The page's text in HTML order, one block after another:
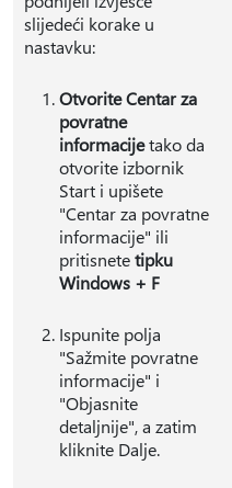
slijedeći korake u
nastavku:
Otvorite Centar za
povratne
informacijetako da
otvorite izbornik
Start i upišete
"Centar za povratne
informacije" ili
pritisnetetipku
Windows + F
Ispunite polja
"Sažmite povratne
informacije" i
"Objasnite
detaljnije", a zatim
kliknite Dalje.